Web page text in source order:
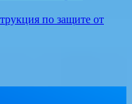
по защите от